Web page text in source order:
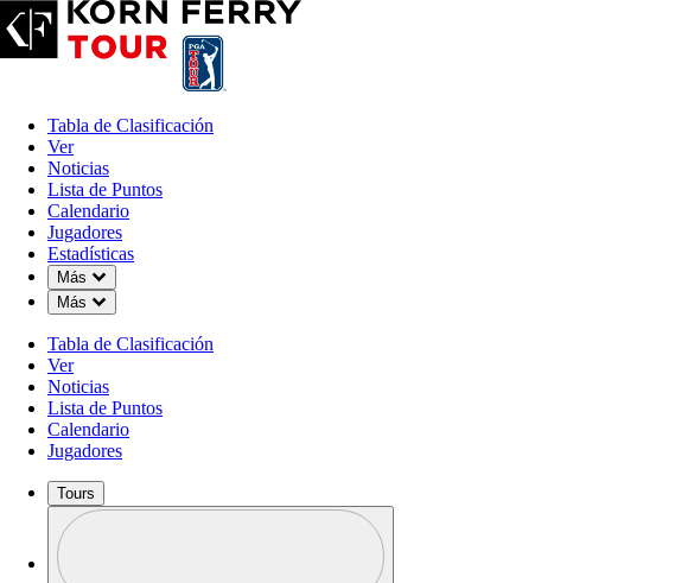
Tabla de Clasificación
Ver
Noticias
Lista de Puntos
Calendario
Jugadores
Estadísticas
Más
Down Chevron
Más
Down Chevron
Tabla de Clasificación
Ver
Noticias
Lista de Puntos
Calendario
Jugadores
Tours
Profile / PGA Tour Pass Logo